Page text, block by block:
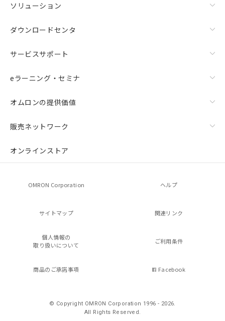
ソリューション
ダウンロードセンタ
サービスサポート
eラーニング・セミナ
オムロンの提供価値
販売ネットワーク
オンラインストア
OMRON Corporation ヘルプ
サイトマップ 関連リンク
個人情報の
取り扱いについて
ご利用条件
商品のご承諾事項 Facebook
© Copyright OMRON Corporation 1996 - 2026.
All Rights Reserved.